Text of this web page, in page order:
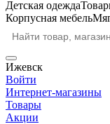
Детская одежда
Корпусная мебель
Ижевск
Войти
Интернет-магазины
Товары
Акции